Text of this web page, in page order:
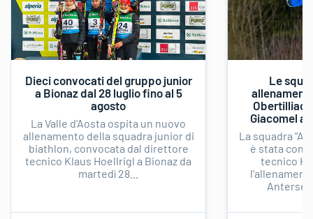
Dieci convocati del gruppo junior
a Bionaz dal 28 luglio fino al 5
agosto
La Valle d'Aosta ospita un nuovo
allenamento della squadra junior di
biathlon, convocata dal direttore
tecnico Klaus Hoellrigl a Bionaz da
martedì 28...
Le
Giacomel a
La squadra
è stata
tecnico